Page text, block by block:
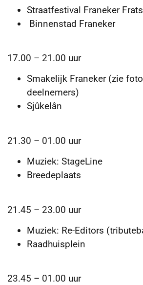
Straatfestival Franeker
Binnenstad Franeker
17.00 – 21.00 uur
Smakelijk Franeker (zie
deelnemers)
Sjûkelân
21.30 – 01.00 uur
Muziek: StageLine
Breedeplaats
21.45 – 23.00 uur
Muziek: Re-Editors
Raadhuisplein
23.45 – 01.00 uur